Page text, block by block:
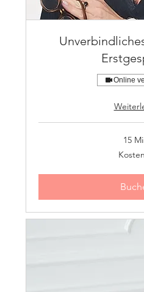
Online
15